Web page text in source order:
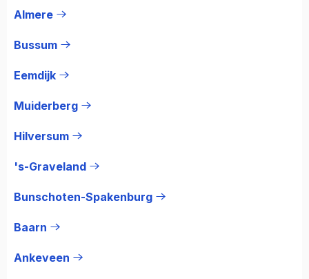
Almere
Bussum
Eemdijk
Muiderberg
Hilversum
's-Graveland
Bunschoten-Spakenburg
Baarn
Ankeveen